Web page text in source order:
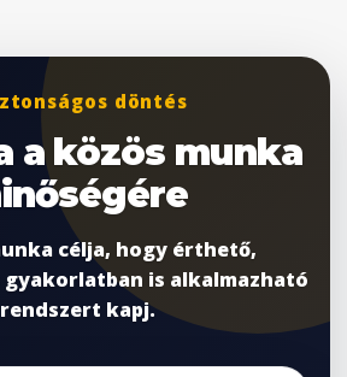
döntés
a közös munka
célja, hogy érthető,
gyakorlatban is alkalmazható
rendszert kapj.